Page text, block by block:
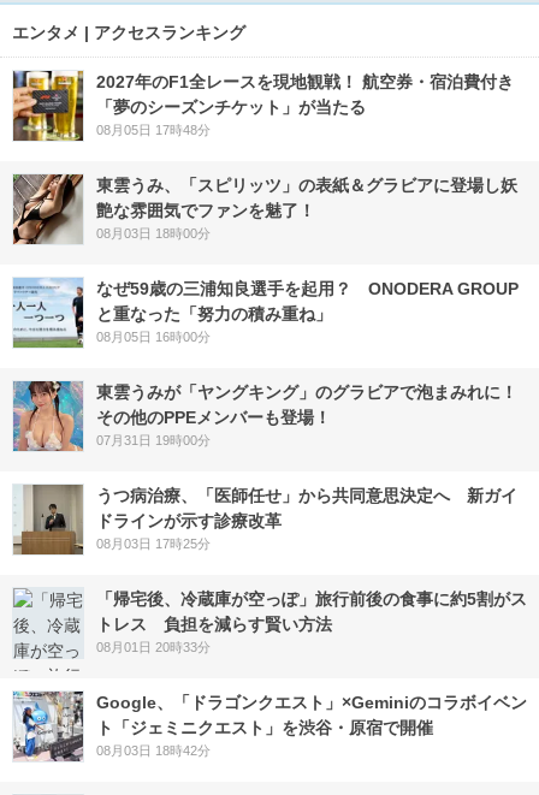
エンタメ | アクセスランキング
2027年のF1全レースを現地観戦！ 航空券・宿泊費付き
「夢のシーズンチケット」が当たる
08月05日 17時48分
東雲うみ、「スピリッツ」の表紙＆グラビアに登場し妖
艶な雰囲気でファンを魅了！
08月03日 18時00分
なぜ59歳の三浦知良選手を起用？ ONODERA GROUP
と重なった「努力の積み重ね」
08月05日 16時00分
東雲うみが「ヤングキング」のグラビアで泡まみれに！
その他のPPEメンバーも登場！
07月31日 19時00分
うつ病治療、「医師任せ」から共同意思決定へ 新ガイ
ドラインが示す診療改革
08月03日 17時25分
「帰宅後、冷蔵庫が空っぽ」旅行前後の食事に約5割がス
トレス 負担を減らす賢い方法
08月01日 20時33分
Google、「ドラゴンクエスト」×Geminiのコラボイベン
ト「ジェミニクエスト」を渋谷・原宿で開催
08月03日 18時42分